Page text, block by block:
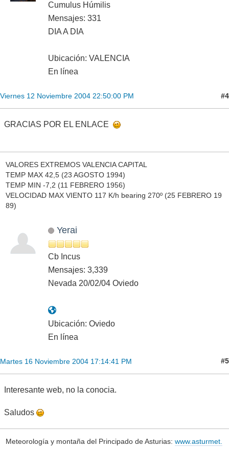
Cumulus Húmilis
Mensajes: 331
DIA A DIA
Ubicación: VALENCIA
En línea
Viernes 12 Noviembre 2004 22:50:00 PM #4
GRACIAS POR EL ENLACE
VALORES EXTREMOS VALENCIA CAPITAL
TEMP MAX 42,5 (23 AGOSTO 1994)
TEMP MIN -7,2 (11 FEBRERO 1956)
VELOCIDAD MAX VIENTO 117 K/h bearing 270º (25 FEBRERO 19
89)
Yerai
Cb Incus
Mensajes: 3,339
Nevada 20/02/04 Oviedo
Ubicación: Oviedo
En línea
Martes 16 Noviembre 2004 17:14:41 PM #5
Interesante web, no la conocia.
Saludos
Meteorología y montaña del Principado de Asturias: www.asturmet.